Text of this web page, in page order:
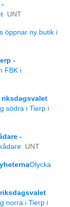
-
UNT
öppnar ny butik i
-
FBK i
södra i Tierp i
-
UNT
Olycka
norra i Tierp i